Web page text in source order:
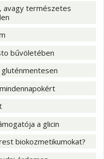
avagy természetes
bűvöletében
a glicin
biokozmetikumokat?